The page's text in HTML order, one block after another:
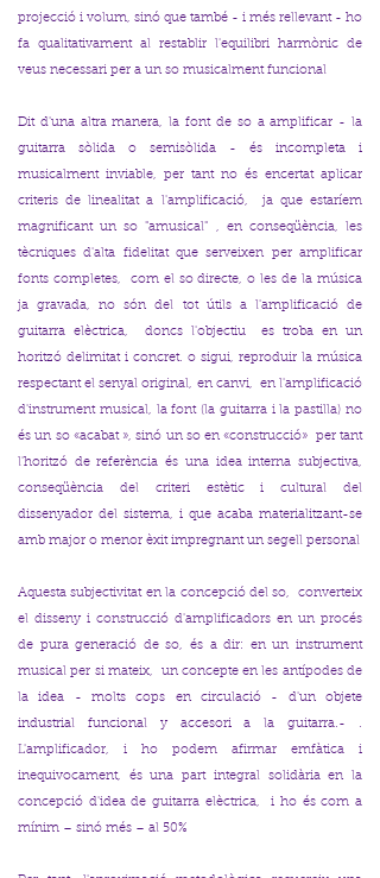
projecció i volum, sinó que també - i més rellevant - ho
fa qualitativament al restablir l'equilibri harmònic de
veus necessari per a un so musicalment funcional
Dit d'una altra manera, la font de so a amplificar - la
guitarra sòlida o semisòlida - és incompleta i
musicalment inviable, per tant no és encertat aplicar
criteris de linealitat a l'amplificació, ja que estaríem
magnificant un so "amusical" , en conseqüència, les
tècniques d'alta fidelitat que serveixen per amplificar
fonts completes, com el so directe, o les de la música
ja gravada, no són del tot útils a l'amplificació de
guitarra elèctrica, doncs l'objectiu es troba en un
horitzó delimitat i concret. o sigui, reproduir la música
respectant el senyal original, en canvi, en l'amplificació
d'instrument musical, la font (la guitarra i la pastilla) no
és un so «acabat », sinó un so en «construcció» per tant
l'horitzó de referència és una idea interna subjectiva,
conseqüència del criteri estètic i cultural del
dissenyador del sistema, i que acaba materialitzant-se
amb major o menor èxit impregnant un segell personal
Aquesta subjectivitat en la concepció del so, converteix
el disseny i construcció d'amplificadors en un procés
de pura generació de so, és a dir: en un instrument
musical per si mateix, un concepte en les antípodes de
la idea - molts cops en circulació - d'un objete
industrial funcional y accesori a la guitarra.- .
L'amplificador, i ho podem afirmar emfàtica i
inequivocament, és una part integral solidària en la
concepció d'idea de guitarra elèctrica, i ho és com a
mínim – sinó més – al 50%